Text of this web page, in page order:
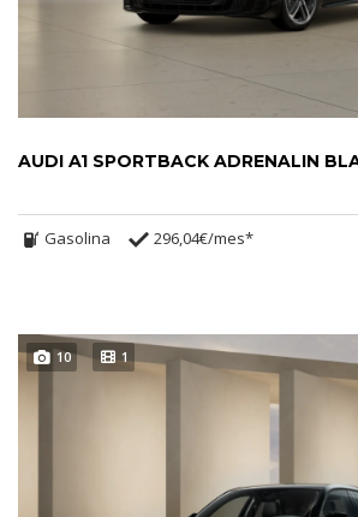
Gasolina 296,04€/mes*
10 1